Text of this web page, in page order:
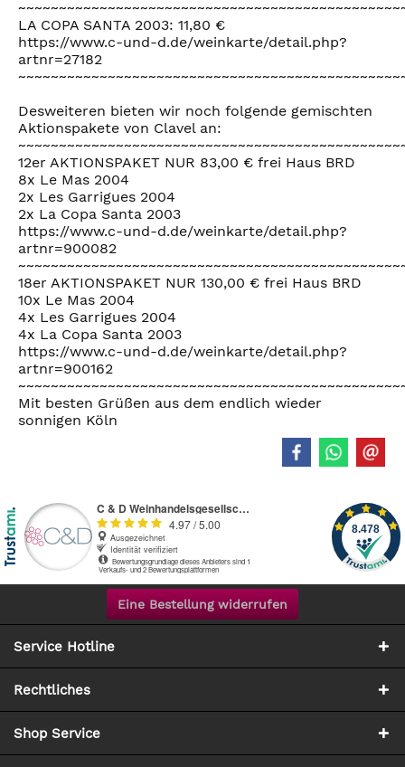
LA COPA SANTA 2003: 11,80 €
https://www.c-und-d.de/weinkarte/detail.php?
artnr=27182
Desweiteren bieten wir noch folgende gemischten
Aktionspakete von Clavel an:
12er AKTIONSPAKET NUR 83,00 € frei Haus BRD
8x Le Mas 2004
2x Les Garrigues 2004
2x La Copa Santa 2003
https://www.c-und-d.de/weinkarte/detail.php?
artnr=900082
18er AKTIONSPAKET NUR 130,00 € frei Haus BRD
10x Le Mas 2004
4x Les Garrigues 2004
4x La Copa Santa 2003
https://www.c-und-d.de/weinkarte/detail.php?
artnr=900162
Mit besten Grüßen aus dem endlich wieder
sonnigen Köln
Eine Bestellung widerrufen
Service Hotline
Rechtliches
Shop Service